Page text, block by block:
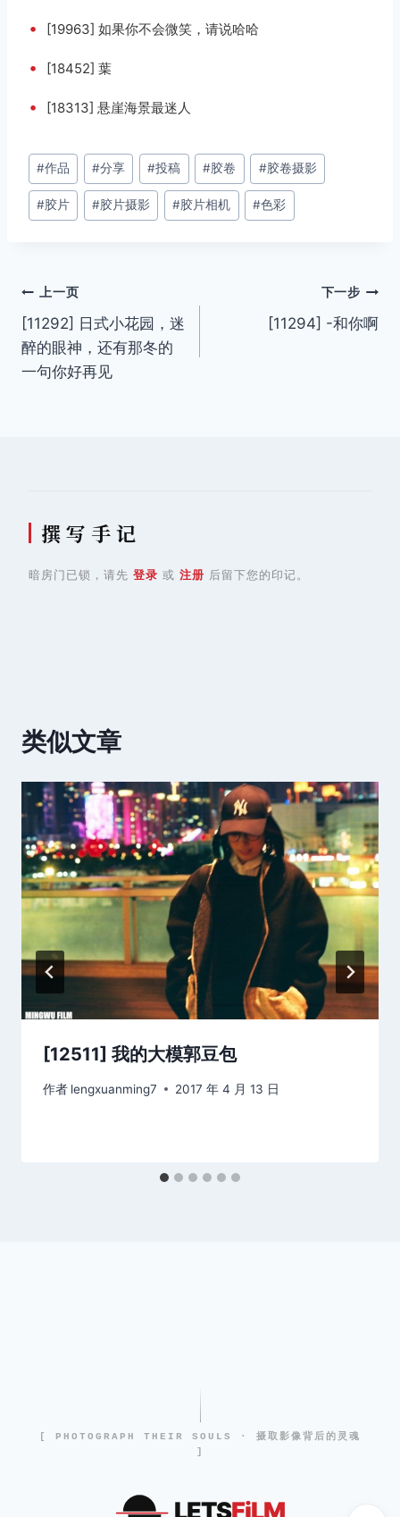
• [19963] 如果你不会微笑，请说哈哈
• [18452] 葉
• [18313] 悬崖海景最迷人
文
章
标
#作品 #分享 #投稿 #胶卷 #胶卷摄影
#胶片 #胶片摄影 #胶片相机 #色彩
文
章
导
上一页
[11292] 日式小花园，迷
醉的眼神，还有那冬的
一句你好再见
下一步
[11294] -和你啊
撰 写 手 记
暗房门已锁，请先 登录 或 注册 后留下您的印记。
类似文章
[12511] 我的大模郭豆包
作者 lengxuanming7 2017 年 4 月 13 日
[ PHOTOGRAPH THEIR SOULS · 摄取影像背后的灵魂
]